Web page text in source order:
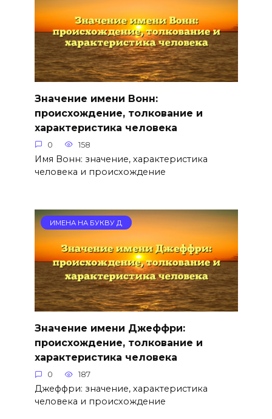
Значение имени Вонн:
происхождение, толкование и
характеристика человека
0 158
Имя Вонн: значение, характеристика
человека и происхождение
ИМЕНА НА БУКВУ Д
Значение имени Джеффри:
происхождение, толкование и
характеристика человека
0 187
Джеффри: значение, характеристика
человека и происхождение